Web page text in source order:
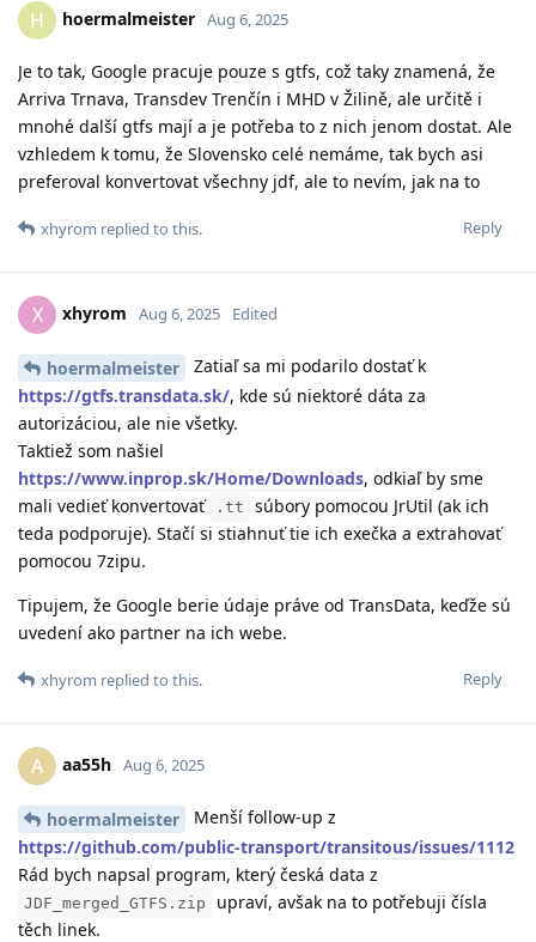
H hoermalmeister Aug 6, 2025
Je to tak, Google pracuje pouze s gtfs, což taky znamená, že
Arriva Trnava, Transdev Trenčín i MHD v Žilině, ale určitě i
mnohé další gtfs mají a je potřeba to z nich jenom dostat. Ale
vzhledem k tomu, že Slovensko celé nemáme, tak bych asi
preferoval konvertovat všechny jdf, ale to nevím, jak na to
Reply
xhyrom replied to this.
X xhyrom Aug 6, 2025 Edited
hoermalmeister
Zatiaľ sa mi podarilo dostať k
https://gtfs.transdata.sk/, kde sú niektoré dáta za
autorizáciou, ale nie všetky.
Taktiež som našiel
https://www.inprop.sk/Home/Downloads, odkiaľ by sme
mali vedieť konvertovať
.tt
súbory pomocou JrUtil (ak ich
teda podporuje). Stačí si stiahnuť tie ich exečka a extrahovať
pomocou 7zipu.
Tipujem, že Google berie údaje práve od TransData, keďže sú
uvedení ako partner na ich webe.
Reply
xhyrom replied to this.
A aa55h Aug 6, 2025
hoermalmeister
Menší follow-up z
https://github.com/public-transport/transitous/issues/1112
Rád bych napsal program, který česká data z
JDF_merged_GTFS.zip
upraví, avšak na to potřebuji čísla
těch linek.